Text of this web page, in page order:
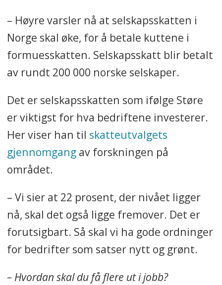
– Høyre varsler nå at selskapsskatten i
Norge skal øke, for å betale kuttene i
formuesskatten. Selskapsskatt blir betalt
av rundt 200 000 norske selskaper.
Det er selskapsskatten som ifølge Støre
er viktigst for hva bedriftene investerer.
Her viser han til skatteutvalgets
gjennomgangav forskningen på
området.
– Vi sier at 22 prosent, der nivået ligger
nå, skal det også ligge fremover. Det er
forutsigbart. Så skal vi ha gode ordninger
for bedrifter som satser nytt og grønt.
– Hvordan skal du få flere ut i jobb?